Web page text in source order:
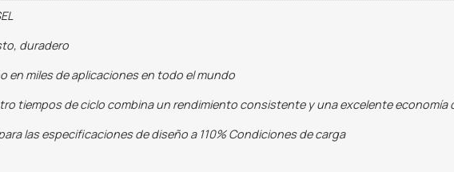
duradero
en miles de aplicaciones en todo el mundo
tiempos de ciclo combina un rendimiento consistente y una excelente economía
las especificaciones de diseño a 110% Condiciones de carga